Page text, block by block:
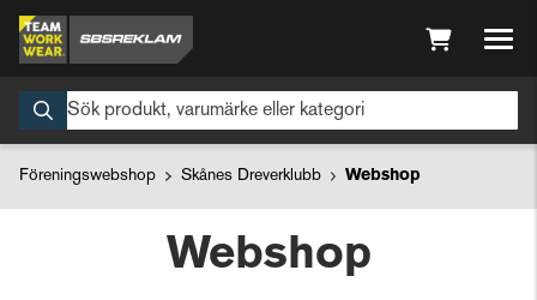
Föreningswebshop Skånes Dreverklubb Webshop
Webshop